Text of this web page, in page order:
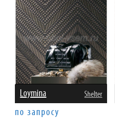
Loymina Shelter
по запросу